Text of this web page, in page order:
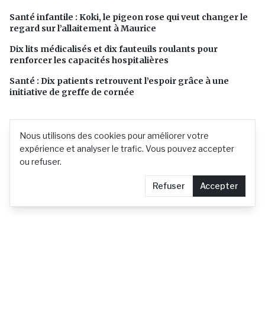
Nous utilisons des cookies pour améliorer votre
expérience et analyser le trafic. Vous pouvez accepter
ou refuser.
Refuser Accepter
Santé infantile : Koki, le pigeon rose qui veut changer le
regard sur l’allaitement à Maurice
Dix lits médicalisés et dix fauteuils roulants pour
renforcer les capacités hospitalières
Santé : Dix patients retrouvent l’espoir grâce à une
initiative de greffe de cornée